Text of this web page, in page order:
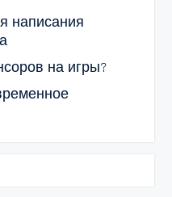
написания
на игры?